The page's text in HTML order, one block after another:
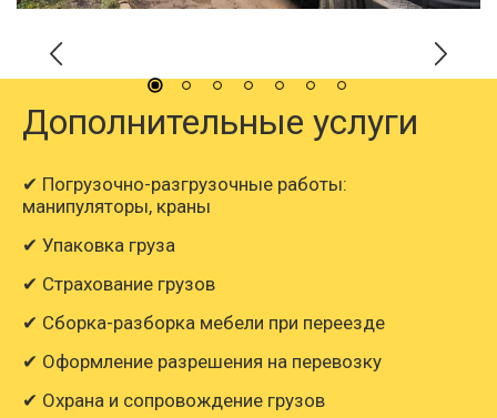
Дополнительные услуги
✔ Погрузочно-разгрузочные работы:
манипуляторы, краны
✔ Упаковка груза
✔ Страхование грузов
✔ Сборка-разборка мебели при переезде
✔ Оформление разрешения на перевозку
✔ Охрана и сопровождение грузов